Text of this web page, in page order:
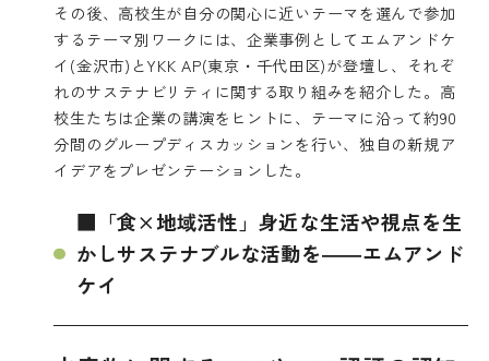
その後、高校生が自分の関心に近いテーマを選んで参加
するテーマ別ワークには、企業事例としてエムアンドケ
イ(金沢市)とYKK AP(東京・千代田区)が登壇し、それぞ
れのサステナビリティに関する取り組みを紹介した。高
校生たちは企業の講演をヒントに、テーマに沿って約90
分間のグループディスカッションを行い、独自の新規ア
イデアをプレゼンテーションした。
■「食×地域活性」身近な生活や視点を生
かしサステナブルな活動を――エムアンド
ケイ